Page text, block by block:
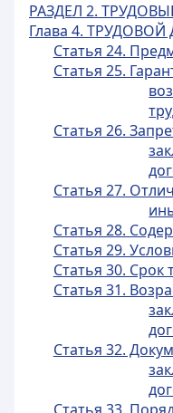
РАЗДЕЛ 2.
Глава 4.
Статья 24.
Статья 25.
Статья 26.
Статья 27.
Статья 28.
Статья 29.
Статья 30. Срок
Статья 31.
Статья 32.